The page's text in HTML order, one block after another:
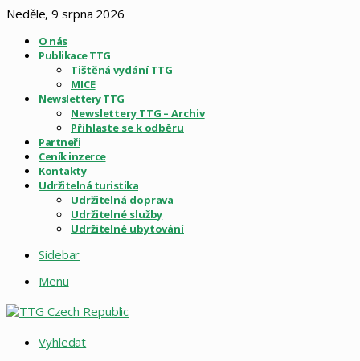
Neděle, 9 srpna 2026
O nás
Publikace TTG
Tištěná vydání TTG
MICE
Newslettery TTG
Newslettery TTG – Archiv
Přihlaste se k odběru
Partneři
Ceník inzerce
Kontakty
Udržitelná turistika
Udržitelná doprava
Udržitelné služby
Udržitelné ubytování
Sidebar
Menu
Vyhledat